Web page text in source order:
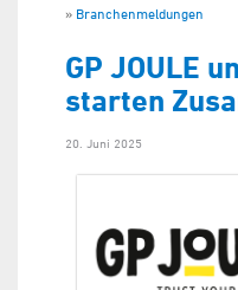
Branchenmeldungen
GP JOULE
starten
20. Juni 2025